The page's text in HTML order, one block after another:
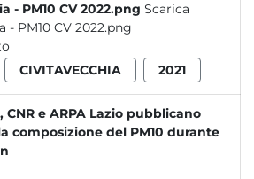
- PM10 CV 2022.png Scarica
- PM10 CV 2022.png
CIVITAVECCHIA 2021
CNR e ARPA Lazio pubblicano
composizione del PM10 durante